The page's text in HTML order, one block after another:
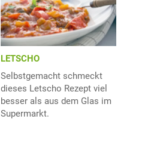
LETSCHO
Selbstgemacht schmeckt
dieses Letscho Rezept viel
besser als aus dem Glas im
Supermarkt.